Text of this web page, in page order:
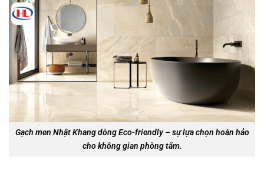
Gạch men Nhật Khang dòng Eco-friendly – sự lựa chọn hoàn hảo
cho không gian phòng tắm.